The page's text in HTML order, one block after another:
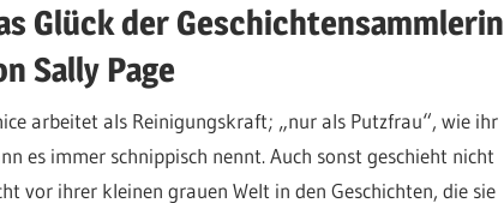
Glück der Geschichtensammlerin
Sally Page
arbeitet als Reinigungskraft; „nur als Putzfrau“, wie ihr
es immer schnippisch nennt. Auch sonst geschieht nicht
vor ihrer kleinen grauen Welt in den Geschichten, die sie